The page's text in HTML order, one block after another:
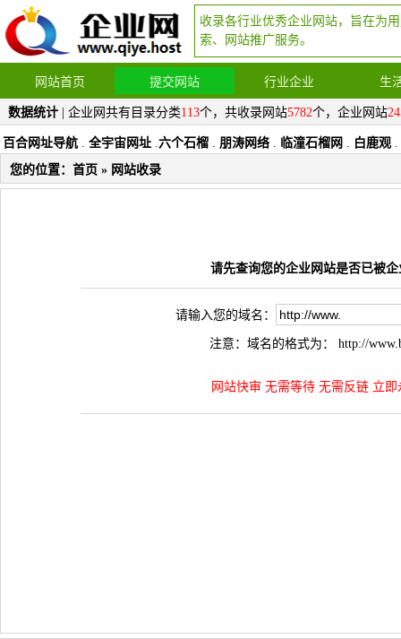
收录各行业优秀企业网站，旨在为
索、网站推广服务。
网站首页 提交网站 行业企业 生
数据统计 | 企业网共有目录分类113个，共收录网站5782个，企业网站
百合网址导航 . 全宇宙网址 .六个石榴 . 朋涛网络 . 临潼石榴网 . 白鹿观 .
您的位置： 首页 » 网站收录
请先查询您的企业网站是否已被
请输入您的域名：
注意：域名的格式为： http://
网站快审 无需等待 无需反链 立即